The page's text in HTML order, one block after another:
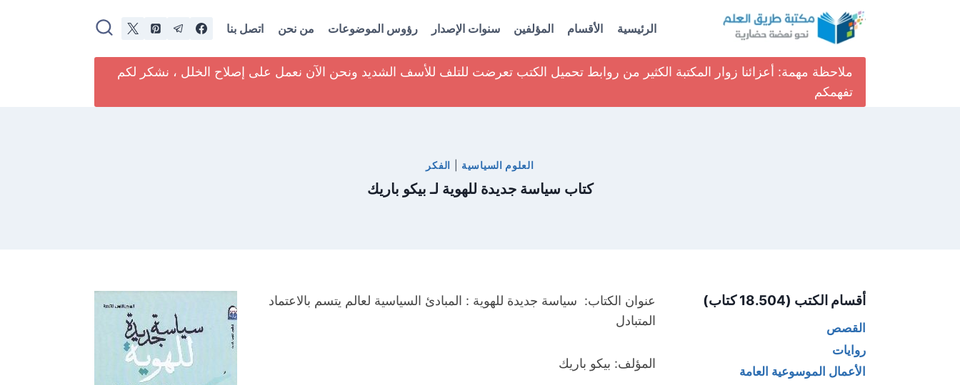
الرئيسية الأقسام المؤلفين سنوات الإصدار رؤوس الموضوعات من نحن اتصل بنا
ملاحظة مهمة: أعزائنا زوار المكتبة الكثير من روابط تحميل الكتب تعرضت للتلف للأسف الشديد ونحن الآن نعمل على إصلاح الخلل ، نشكر لكم
تفهمكم
العلوم السياسية الفكر
كتاب سياسة جديدة للهوية لـ بيكو باريك
عنوان الكتاب: سياسة جديدة للهوية : المبادئ السياسية لعالم يتسم بالاعتماد
المتبادل
المؤلف: بيكو باريك
أقسام الكتب (18.504 كتاب)
القصص
روايات
الأعمال الموسوعية العامة